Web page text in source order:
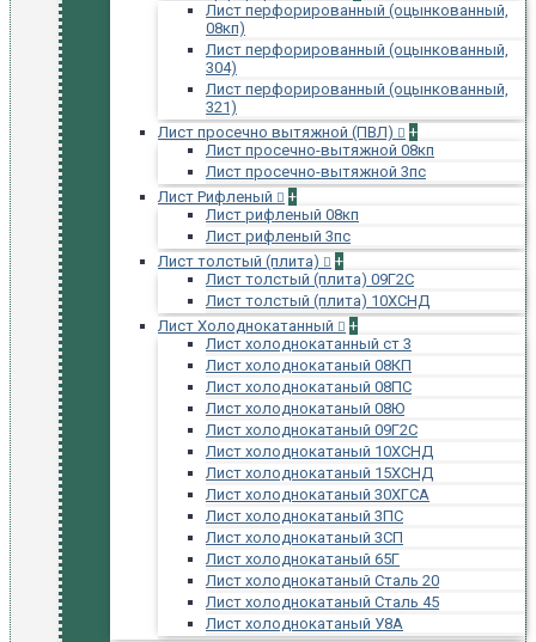
Лист перфорированный (оцынкованный,
08кп)
Лист перфорированный (оцынкованный,
304)
Лист перфорированный (оцынкованный,
321)
Лист просечно вытяжной (ПВЛ)
+
Лист просечно-вытяжной 08кп
Лист просечно-вытяжной 3пс
Лист Рифленый
+
Лист рифленый 08кп
Лист рифленый 3пс
Лист толстый (плита)
+
Лист толстый (плита) 09Г2С
Лист толстый (плита) 10ХСНД
Лист Холоднокатанный
+
Лист холоднокатанный ст 3
Лист холоднокатаный 08КП
Лист холоднокатаный 08ПС
Лист холоднокатаный 08Ю
Лист холоднокатаный 09Г2С
Лист холоднокатаный 10ХСНД
Лист холоднокатаный 15ХСНД
Лист холоднокатаный 30ХГСА
Лист холоднокатаный 3ПС
Лист холоднокатаный 3СП
Лист холоднокатаный 65Г
Лист холоднокатаный Сталь 20
Лист холоднокатаный Сталь 45
Лист холоднокатаный У8А